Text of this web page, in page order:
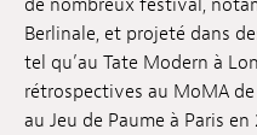
de nombreux festival,
Berlinale, et projeté dans
tel qu’au Tate Modern à
rétrospectives au MoMA
au Jeu de Paume à Paris en